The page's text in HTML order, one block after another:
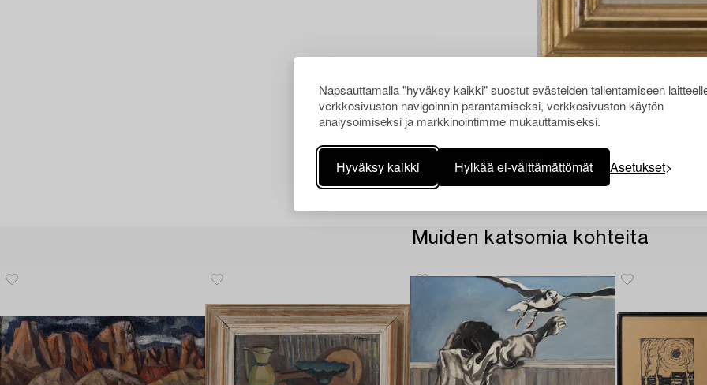
Napsauttamalla "hyväksy kaikki" suostut evästeiden tallentamiseen
verkkosivuston navigoinnin parantamiseksi, verkkosivuston käytön
analysoimiseksi ja markkinointimme mukauttamiseksi.
Hyväksy kaikki Hylkää ei-välttämättömät Asetukset
Muiden katsomia kohteita